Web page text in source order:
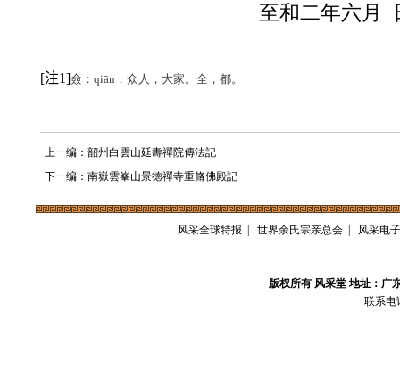
至和二年六月
[注1]僉： qiān ，众人，大家。全，都。
上一编：韶州白雲山延夀禪院傳法記
下一编：南嶽雲峯山景徳禪寺重脩佛殿記
风采全球特报 世界余氏宗亲总会 风采电
版权所有 风采堂 地址：广
联系电